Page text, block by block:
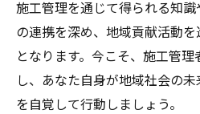
施工管理を通じて得られる知
の連携を深め、地域貢献活動
となります。今こそ、施工管
し、あなた自身が地域社会の
を自覚して行動しましょう。